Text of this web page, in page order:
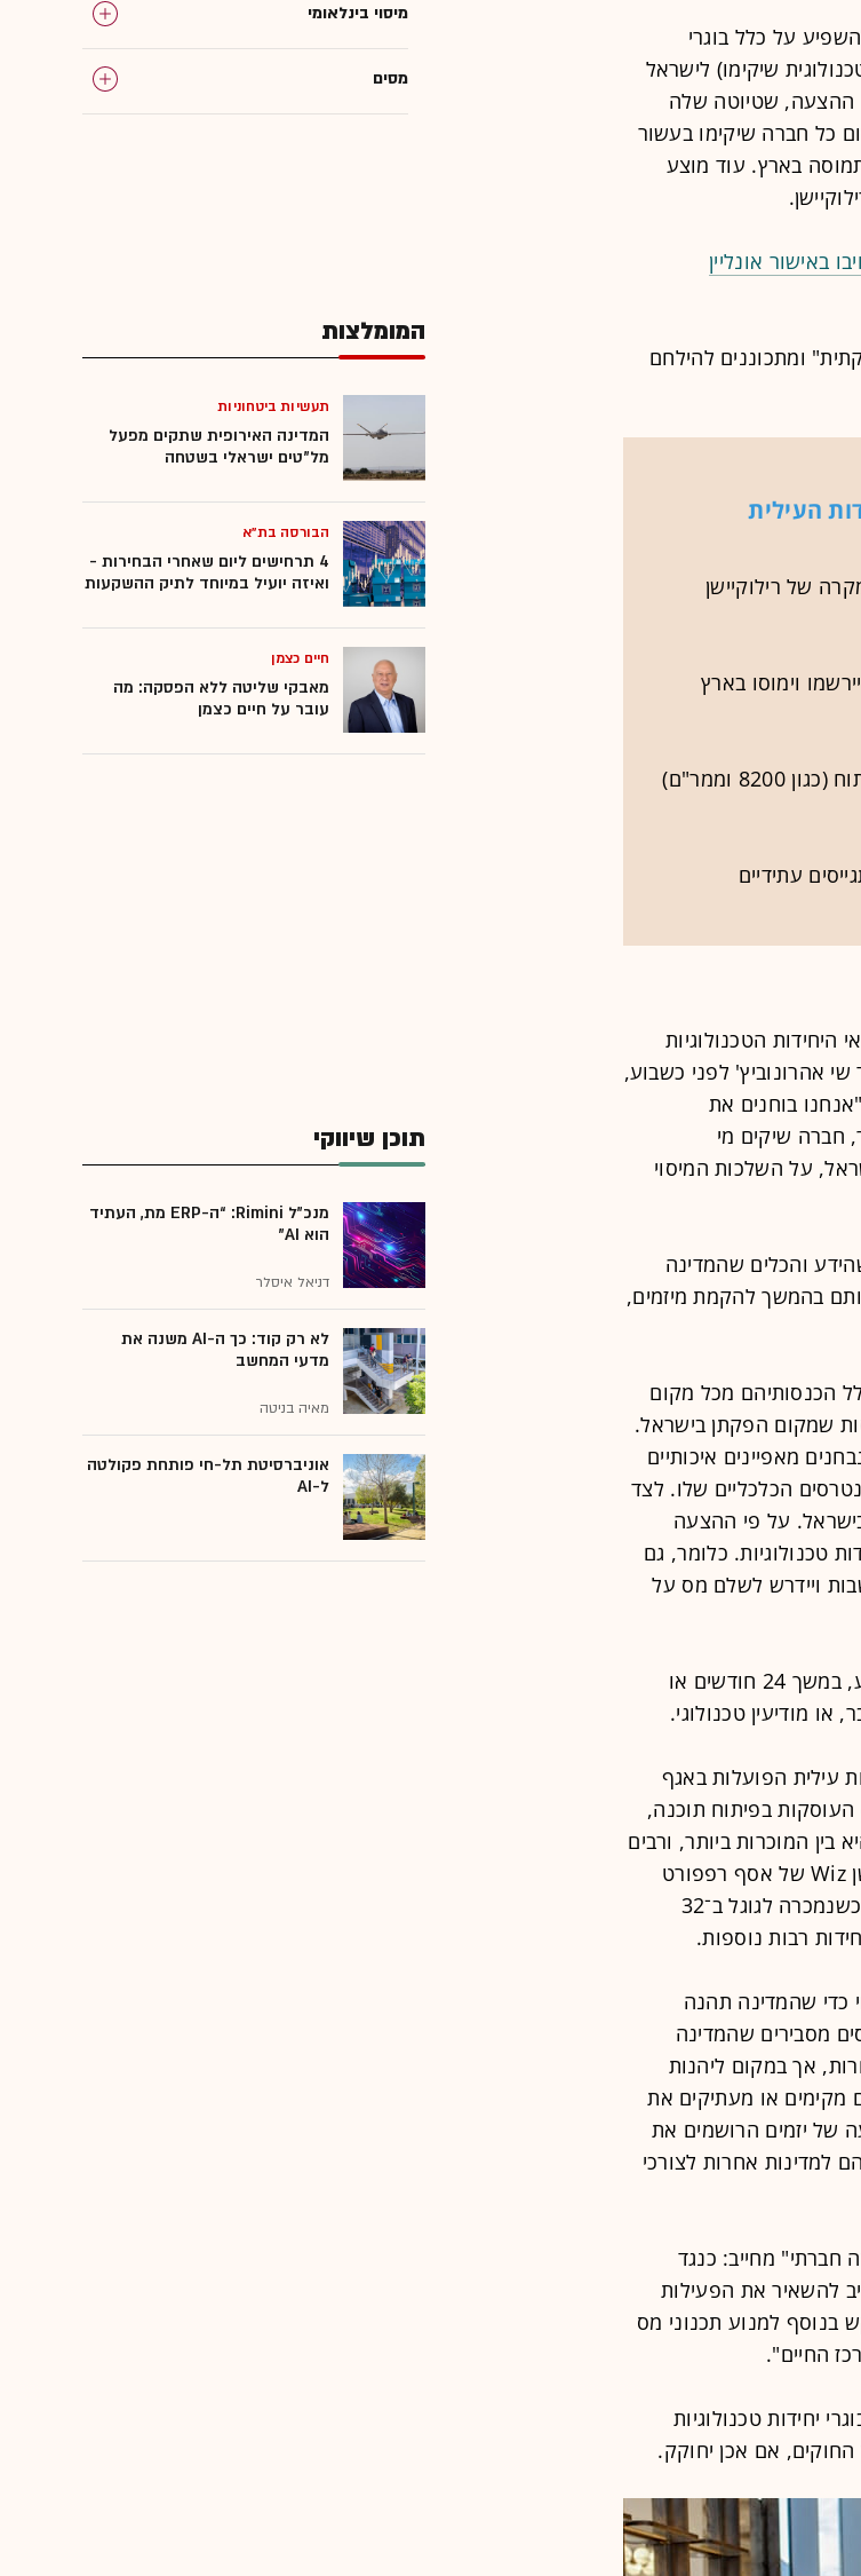
על כלל בוגרי
שיקימו) לישראל
ההצעה, שטיוטה שלה
כל חברה שיקימו בעשור
בארץ. עוד מוצע
ומתכוננים להילחם
העילית
וימוסו בארץ
עתידיים
הטכנולוגיות
אהרונוביץ' לפני כשבוע,
בוחנים את
10 שנים מהשחרור, חברה שיקים מי
על השלכות המיסוי
והכלים שהמדינה
בהמשך להקמת מיזמים,
הכנסותיהם מכל מקום
שמקום הפקתן בישראל.
מאפיינים איכותיים
הכלכליים שלו. לצד
על פי ההצעה
טכנולוגיות. כלומר, גם
ויידרש לשלם מס על
החוק המתוכנן יחול על כל מי ששירת בשירות סדיר או קבע, במשך 24 חודשים או
או מודיעין טכנולוגי.
עילית הפועלות באגף
העוסקות בפיתוח תוכנה,
מחשוב, לוחמה אלקטרונית ומודיעין. יחידת 8200 היא בין המוכרות ביותר, ורבים
מבוגריה הקימו בהמשך חברות טכנולוגיה מובילות - ובראשן Wiz של אסף רפפורט
ויוצאי 8200 נוספים, שעשתה את האקזיט הגדול בישראל כשנמכרה לגוגל ב־32
רבות נוספות.
כדי שהמדינה תהנה
מסבירים שהמדינה
אך במקום ליהנות
מקימים או מעתיקים את
של יזמים הרושמים את
למדינות אחרות לצורכי
חברתי" מחייב: כנגד
להשאיר את הפעילות
למנוע תכנוני מס
החיים".
יחידות טכנולוגיות
החוקים, אם אכן יחוקק.
מיסוי בינלאומי
מסים
צה"ל
המומלצות
המומלצות
תעשיות ביטחוניות
המדינה האירופית שתקים מפעל
מל"טים ישראלי בשטחה
הבורסה בת"א
4 תרחישים ליום שאחרי הבחירות -
ואיזה יועיל במיוחד לתיק ההשקעות
חיים כצמן
מאבקי שליטה ללא הפסקה: מה
עובר על חיים כצמן
תוכן שיווקי
מנכ״ל Rimini: “ה-ERP מת, העתיד
הוא AI"
דניאל איסלר
לא רק קוד: כך ה-AI משנה את
מדעי המחשב
מאיה בניטה
אוניברסיטת תל-חי פותחת פקולטה
ל-AI